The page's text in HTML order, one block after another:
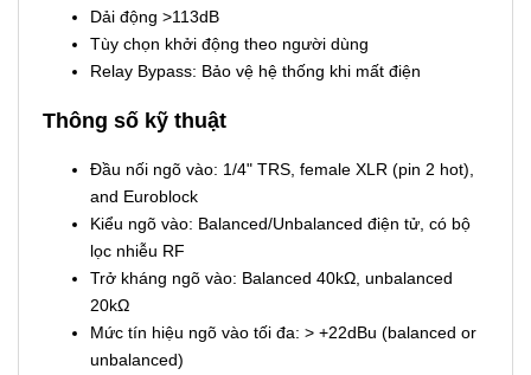
Dải động >113dB
Tùy chọn khởi động theo người dùng
Relay Bypass: Bảo vệ hệ thống khi mất điện
Thông số kỹ thuật
Đầu nối ngõ vào: 1/4" TRS, female XLR (pin 2 hot),
and Euroblock
Kiểu ngõ vào: Balanced/Unbalanced điện tử, có bộ
lọc nhiễu RF
Trở kháng ngõ vào: Balanced 40kΩ, unbalanced
20kΩ
Mức tín hiệu ngõ vào tối đa: > +22dBu (balanced or
unbalanced)